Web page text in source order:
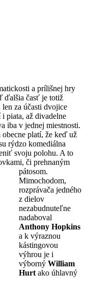
a prílišnej hry
ďalšia časť je totiž
za účasti dvojice
piata, až divadelne
iba v jednej miestnosti.
platí, že keď už
rýdzo komediálna
svoju polohu. A to
či prehnaným
pátosom.
Mimochodom,
rozprávača jedného
z dielov
nezabudnuteľne
nadaboval
Anthony Hopkins
a k výraznou
kástingovou
výhrou je i
výborný William
Hurt ako úhlavný